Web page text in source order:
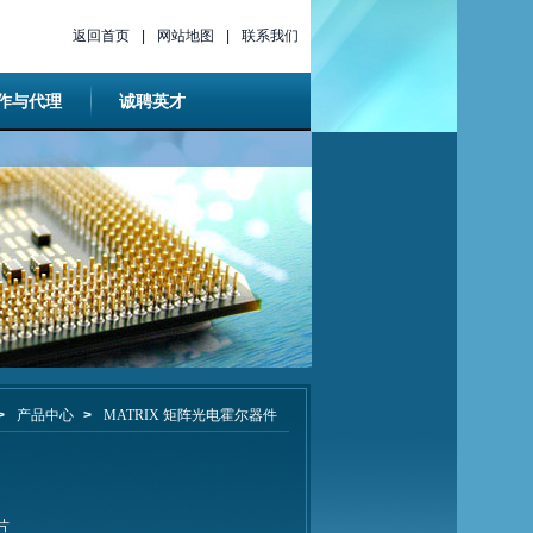
返回首页 网站地图 联系我们
与代理 诚聘英才
产品中心 > MATRIX 矩阵光电霍尔器件